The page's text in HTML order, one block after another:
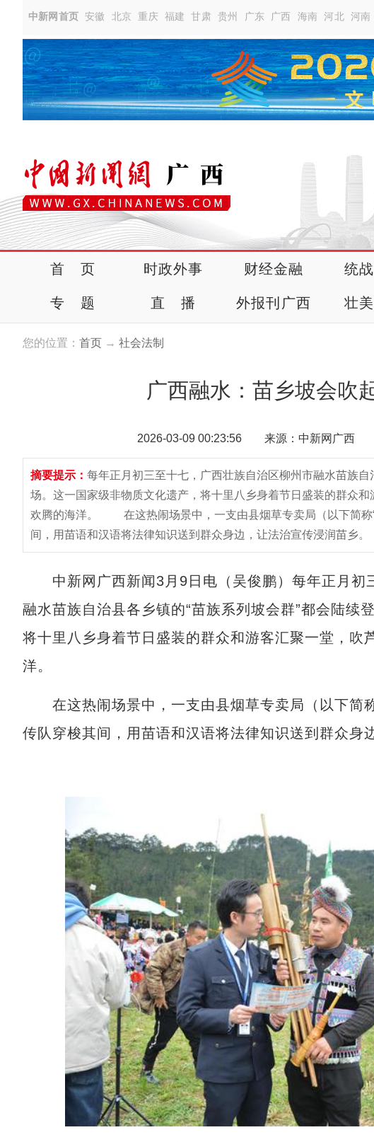
中新网首页 安徽 北京 重庆 福建 甘肃 贵州 广东 广西 海南 河北 河南
首 页 时政外事 财经金融 统
专 题 直 播 外报刊广西 壮
您的位置： 首页 → 社会法制
广西融水：苗乡坡会吹
2026-03-09 00:23:56 来源：中新网广西
摘要提示： 每年正月初三至十七，广西壮族自治区柳州市融水苗族自
场。这一国家级非物质文化遗产，将十里八乡身着节日盛装的群众
欢腾的海洋。 在这热闹场景中，一支由县烟草专卖局（以下简称“
间，用苗语和汉语将法律知识送到群众身边，让法治宣传浸润苗乡。
中新网广西新闻3月9日电（吴俊鹏）每年正月初
融水苗族自治县各乡镇的“苗族系列坡会群”都会陆续
将十里八乡身着节日盛装的群众和游客汇聚一堂，吹
洋。
在这热闹场景中，一支由县烟草专卖局（以下简称
传队穿梭其间，用苗语和汉语将法律知识送到群众身